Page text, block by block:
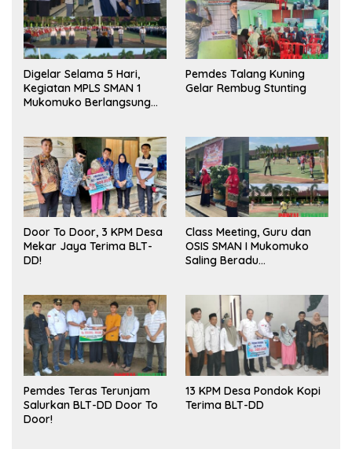
Digelar Selama 5 Hari,
Kegiatan MPLS SMAN 1
Mukomuko Berlangsung
Pemdes Talang Kuning
Gelar Rembug Stunting
Door To Door, 3 KPM Desa
Mekar Jaya Terima BLT-
DD!
Class Meeting, Guru dan
OSIS SMAN I Mukomuko
Saling Beradu
Pemdes Teras Terunjam
Salurkan BLT-DD Door To
Door!
13 KPM Desa Pondok Kopi
Terima BLT-DD